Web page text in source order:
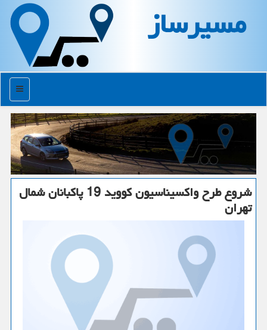
مسیرساز
منو
شروع طرح واكسیناسیون كووید 19 پاكبانان شمال
تهران